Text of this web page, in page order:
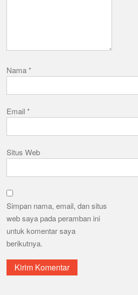
Nama*
Email*
Situs Web
Simpan nama, email, dan situs
web saya pada peramban ini
untuk komentar saya
berikutnya.